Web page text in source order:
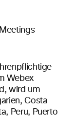
Webex
wird um
Costa
Peru, Puerto